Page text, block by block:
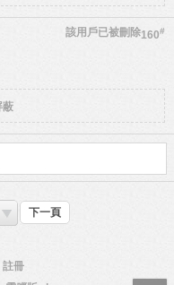
160#
該用戶已被刪除
蔽
下一頁
註冊